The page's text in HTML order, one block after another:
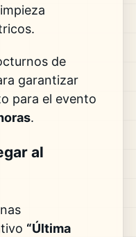
de
garantizar
para el evento
.
al
“Última